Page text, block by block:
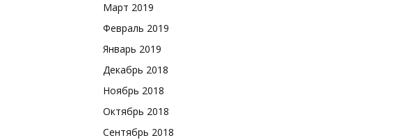
Март 2019
Февраль 2019
Январь 2019
Декабрь 2018
Ноябрь 2018
Октябрь 2018
Сентябрь 2018